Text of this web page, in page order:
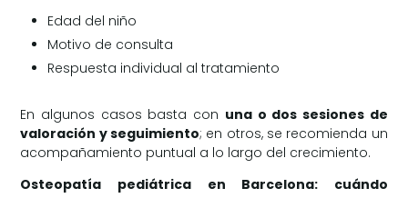
Edad del niño
Motivo de consulta
Respuesta individual al tratamiento
En algunos casos basta con una o dos sesiones de
valoración y seguimiento; en otros, se recomienda un
acompañamiento puntual a lo largo del crecimiento.
Osteopatía pediátrica en Barcelona: cuándo